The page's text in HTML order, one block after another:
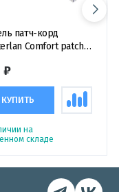
патч-корд
Comfort patch
неэкранированный,
₽
КУПИТЬ
на
складе